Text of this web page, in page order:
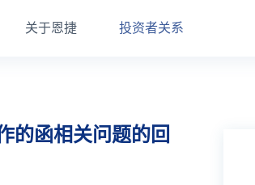
关于恩捷 投资者关系
的函相关问题的回